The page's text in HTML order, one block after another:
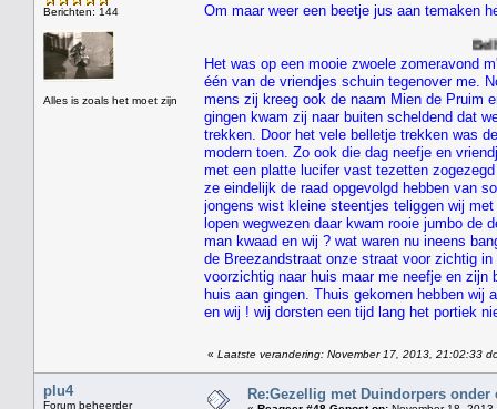
Berichten: 144
Alles is zoals het moet zijn
Om maar weer een beetje jus aan temaken
Belhamel streken
Het was op een mooie zwoele zomeravond
één van de vriendjes schuin tegenover me.
mens zij kreeg ook de naam Mien de Pruim
gingen kwam zij naar buiten scheldend dat
trekken. Door het vele belletje trekken was
modern toen. Zo ook die dag neefje en
met een platte lucifer vast tezetten
ze eindelijk de raad opgevolgd hebben van
jongens wist kleine steentjes teliggen wij
lopen wegwezen daar kwam rooie jumbo de
man kwaad en wij ? wat waren nu ineens
de Breezandstraat onze straat voor zichtig
voorzichtig naar huis maar me neefje en zijn
huis aan gingen. Thuis gekomen hebben wij
en wij ! wij dorsten een tijd lang het portiek
« Laatste verandering: November 17, 2013, 21:02:33
plu4
Forum beheerder
Re:Gezellig met Duindorpers